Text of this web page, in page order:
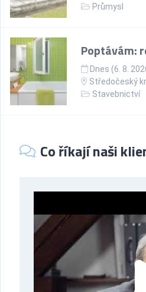
Průmysl
Poptávám:
Dnes (6. 8.
Středočeský
Stavebnictví
Co říkají naši